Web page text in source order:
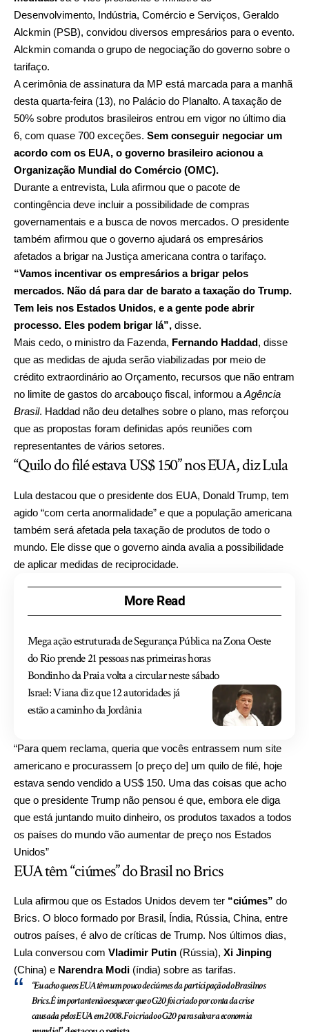
Desenvolvimento, Indústria, Comércio e Serviços, Geraldo
Alckmin (PSB), convidou diversos empresários para o evento.
Alckmin comanda o grupo de negociação do governo sobre o
tarifaço.
A cerimônia de assinatura da MP está marcada para a manhã
desta quarta-feira (13), no Palácio do Planalto. A taxação de
50% sobre produtos brasileiros entrou em vigor no último dia
6, com quase 700 exceções. Sem conseguir negociar um
acordo com os EUA, o governo brasileiro acionou a
Organização Mundial do Comércio (OMC).
Durante a entrevista, Lula afirmou que o pacote de
contingência deve incluir a possibilidade de compras
governamentais e a busca de novos mercados. O presidente
também afirmou que o governo ajudará os empresários
afetados a brigar na Justiça americana contra o tarifaço.
“Vamos incentivar os empresários a brigar pelos
mercados. Não dá para dar de barato a taxação do Trump.
Tem leis nos Estados Unidos, e a gente pode abrir
processo. Eles podem brigar lá”, disse.
Mais cedo, o ministro da Fazenda, Fernando Haddad, disse
que as medidas de ajuda serão viabilizadas por meio de
crédito extraordinário ao Orçamento, recursos que não entram
no limite de gastos do arcabouço fiscal, informou a Agência
Brasil. Haddad não deu detalhes sobre o plano, mas reforçou
que as propostas foram definidas após reuniões com
representantes de vários setores.
“Quilo do filé estava US$ 150” nos EUA, diz Lula
Lula destacou que o presidente dos EUA, Donald Trump, tem
agido “com certa anormalidade” e que a população americana
também será afetada pela taxação de produtos de todo o
mundo. Ele disse que o governo ainda avalia a possibilidade
de aplicar medidas de reciprocidade.
More Read
Mega ação estruturada de Segurança Pública na Zona Oeste
do Rio prende 21 pessoas nas primeiras horas
Bondinho da Praia volta a circular neste sábado
Israel: Viana diz que 12 autoridades já
estão a caminho da Jordânia
“Para quem reclama, queria que vocês entrassem num site
americano e procurassem [o preço de] um quilo de filé, hoje
estava sendo vendido a US$ 150. Uma das coisas que acho
que o presidente Trump não pensou é que, embora ele diga
que está juntando muito dinheiro, os produtos taxados a todos
os países do mundo vão aumentar de preço nos Estados
Unidos”
EUA têm “ciúmes” do Brasil no Brics
Lula afirmou que os Estados Unidos devem ter “ciúmes” do
Brics. O bloco formado por Brasil, Índia, Rússia, China, entre
outros países, é alvo de críticas de Trump. Nos últimos dias,
Lula conversou com Vladimir Putin (Rússia), Xi Jinping
(China) e Narendra Modi (índia) sobre as tarifas.
“Eu acho que os EUA têm um pouco de ciúmes da participação do Brasil nos
Brics. É importante não esquecer que o G20 foi criado por conta da crise
causada pelos EUA em 2008. Foi criado o G20 para salvar a economia